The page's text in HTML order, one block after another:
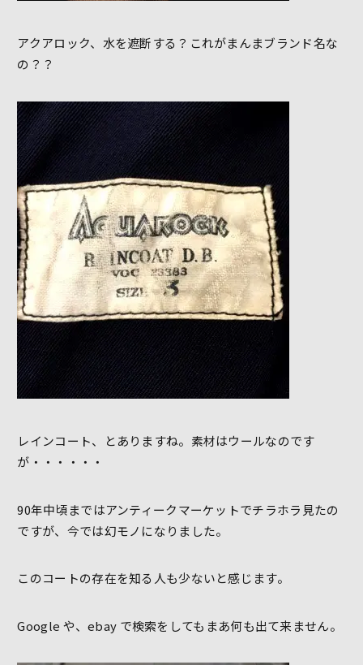
アクアロック、水を遮断する？これがまんまブランド名な
の？？
レインコート、とありますね。素材はウールなのです
が・・・・・・
90年中頃まではアンティークマーケットでチラホラ見たの
ですが、今では幻モノになりました。
このコートの存在を知る人も少ないと感じます。
Google や、ebay で検索をしてもまあ何も出て来ません。